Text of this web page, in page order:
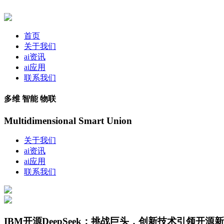
首页
关于我们
ai资讯
ai应用
联系我们
多维 智能 物联
Multidimensional Smart Union
关于我们
ai资讯
ai应用
联系我们
IBM开源DeepSeek：挑战巨头，创新技术引领开源